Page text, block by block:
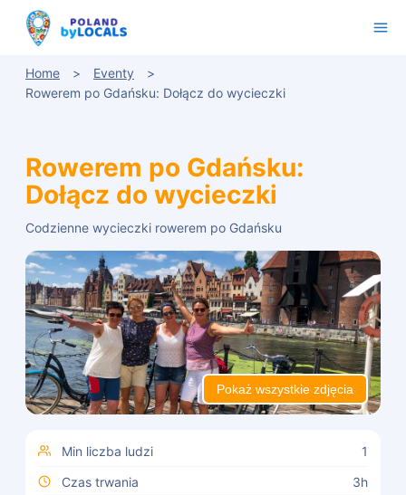
Home
Eventy
Rowerem po Gdańsku: Dołącz do wycieczki
Rowerem po Gdańsku:
Dołącz do wycieczki
Codzienne wycieczki rowerem po Gdańsku
Pokaż wszystkie zdjęcia
Min liczba ludzi
1
Czas trwania
3h